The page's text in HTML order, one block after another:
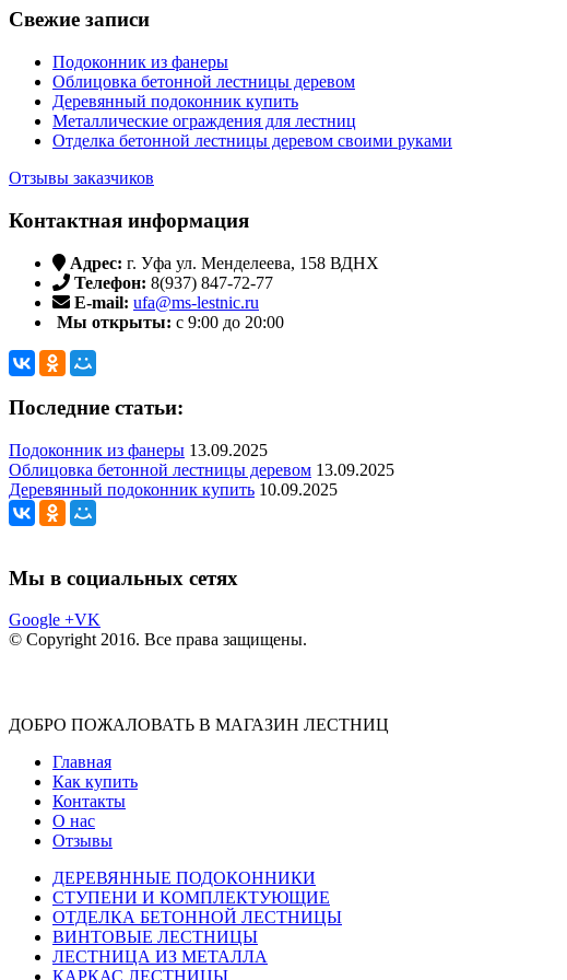
Свежие записи
Подоконник из фанеры
Облицовка бетонной лестницы деревом
Деревянный подоконник купить
Металлические ограждения для лестниц
Отделка бетонной лестницы деревом своими руками
Отзывы заказчиков
Контактная информация
Адрес: г. Уфа ул. Менделеева, 158 ВДНХ
Телефон: 8(937) 847-72-77
E-mail: ufa@ms-lestnic.ru
Мы открыты: с 9:00 до 20:00
Последние статьи:
Подоконник из фанеры 13.09.2025
Облицовка бетонной лестницы деревом 13.09.2025
Деревянный подоконник купить 10.09.2025
Мы в социальных сетях
Google +VK
© Copyright 2016. Все права защищены.
ДОБРО ПОЖАЛОВАТЬ В МАГАЗИН ЛЕСТНИЦ
Главная
Как купить
Контакты
О нас
Отзывы
ДЕРЕВЯННЫЕ ПОДОКОННИКИ
СТУПЕНИ И КОМПЛЕКТУЮЩИЕ
ОТДЕЛКА БЕТОННОЙ ЛЕСТНИЦЫ
ВИНТОВЫЕ ЛЕСТНИЦЫ
ЛЕСТНИЦА ИЗ МЕТАЛЛА
КАРКАС ЛЕСТНИЦЫ